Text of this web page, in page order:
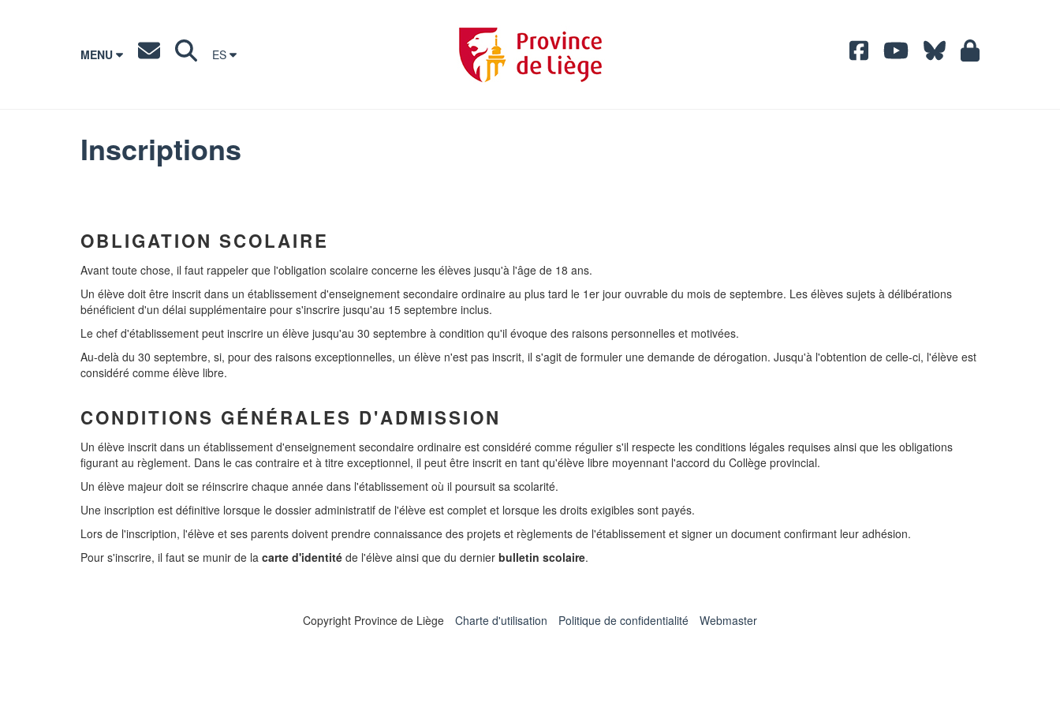
MENU ES
Inscriptions
OBLIGATION SCOLAIRE
Avant toute chose, il faut rappeler que l'obligation scolaire concerne les élèves jusqu'à l'âge de 18 ans.
Un élève doit être inscrit dans un établissement d'enseignement secondaire ordinaire au plus tard le 1er jour ouvrable du mois de septembre. Les élèves sujets à délibérations
bénéficient d'un délai supplémentaire pour s'inscrire jusqu'au 15 septembre inclus.
Le chef d'établissement peut inscrire un élève jusqu'au 30 septembre à condition qu'il évoque des raisons personnelles et motivées.
Au-delà du 30 septembre, si, pour des raisons exceptionnelles, un élève n'est pas inscrit, il s'agit de formuler une demande de dérogation. Jusqu'à l'obtention de celle-ci, l'élève est
considéré comme élève libre.
CONDITIONS GÉNÉRALES D'ADMISSION
Un élève inscrit dans un établissement d'enseignement secondaire ordinaire est considéré comme régulier s'il respecte les conditions légales requises ainsi que les obligations
figurant au règlement. Dans le cas contraire et à titre exceptionnel, il peut être inscrit en tant qu'élève libre moyennant l'accord du Collège provincial.
Un élève majeur doit se réinscrire chaque année dans l'établissement où il poursuit sa scolarité.
Une inscription est définitive lorsque le dossier administratif de l'élève est complet et lorsque les droits exigibles sont payés.
Lors de l'inscription, l'élève et ses parents doivent prendre connaissance des projets et règlements de l'établissement et signer un document confirmant leur adhésion.
Pour s'inscrire, il faut se munir de la carte d'identité de l'élève ainsi que du dernier bulletin scolaire.
Copyright Province de Liège Charte d'utilisation Politique de confidentialité Webmaster